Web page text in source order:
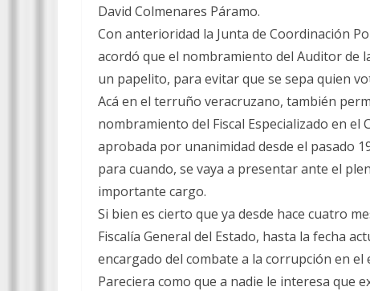
David Colmenares Páramo.
Con anterioridad la Junta de Coordinación
acordó que el nombramiento del Auditor de
un papelito, para evitar que se sepa quien
Acá en el terruño veracruzano, también
nombramiento del Fiscal Especializado en
aprobada por unanimidad desde el pasado
para cuando, se vaya a presentar ante el
importante cargo.
Si bien es cierto que ya desde hace cuatro
Fiscalía General del Estado, hasta la fecha
encargado del combate a la corrupción en el
Pareciera como que a nadie le interesa que